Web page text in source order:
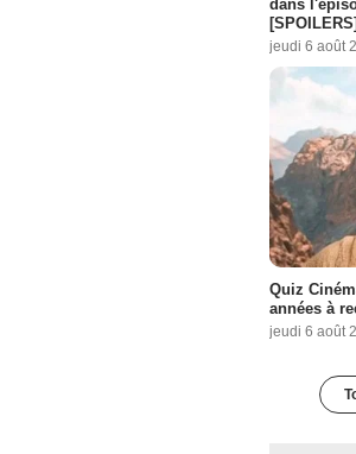
dans
[SPOILERS]
jeudi 6 août
Quiz
années à
jeudi 6 août